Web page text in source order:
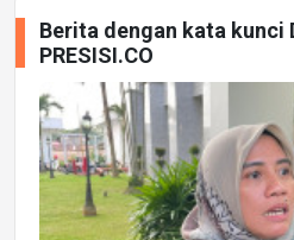
Berita dengan kata kunci
PRESISI.CO